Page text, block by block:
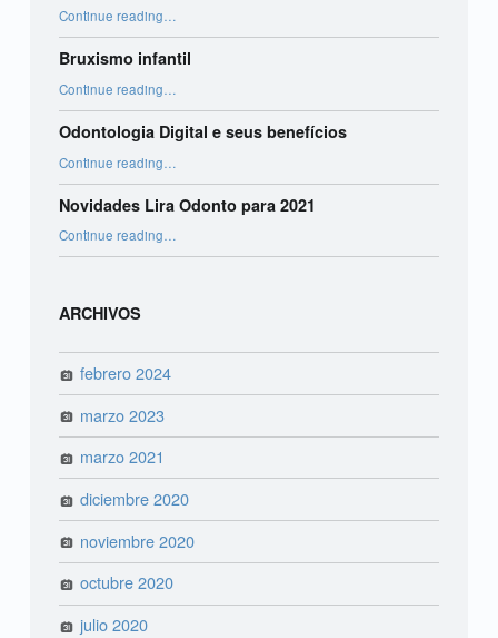
Continue reading“Orientações para declaração do imposto de renda”
…
Bruxismo infantil
Continue reading …
Odontologia Digital e seus benefícios
Continue reading …
Novidades Lira Odonto para 2021
Continue reading“Novidades Lira Odonto para 2021”
…
ARCHIVOS
febrero 2024
marzo 2023
marzo 2021
diciembre 2020
noviembre 2020
octubre 2020
julio 2020